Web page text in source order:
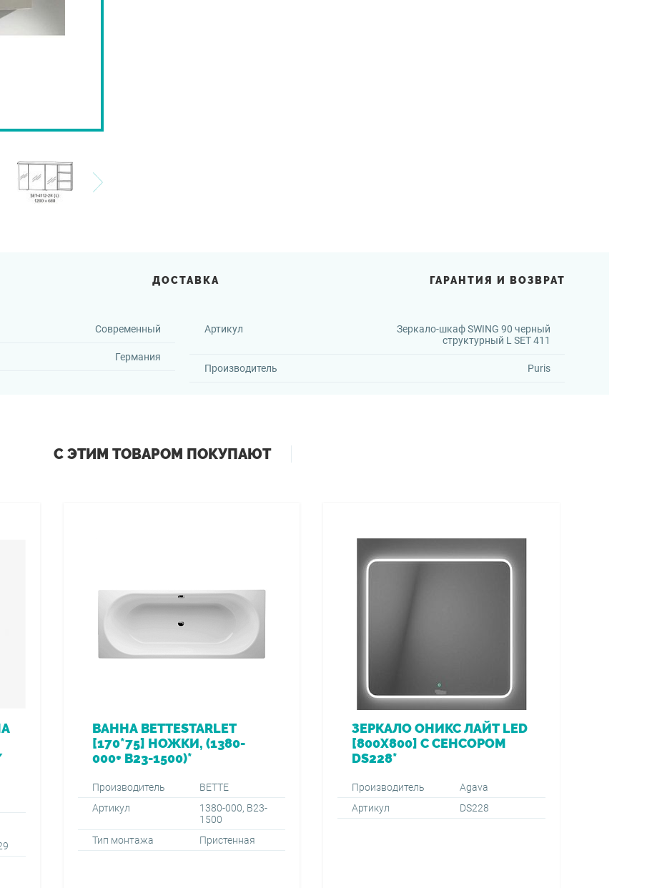
ДОСТАВКА ГАРАНТИЯ И ВОЗВРАТ
Современный
Германия
Артикул
Зеркало-шкаф SWING 90 черный
структурный L SET 411
Производитель Puris
С ЭТИМ ТОВАРОМ ПОКУПАЮТ
ВАННА BETTESTARLET
[170*75] НОЖКИ, (1380-
000+ B23-1500)*
Производитель
BETTE
Артикул
1380-000, B23-
1500
Тип монтажа
Пристенная
ЗЕРКАЛО ОНИКС ЛАЙТ LED
[800Х800] С СЕНСОРОМ
DS228*
Производитель
Agava
Артикул
DS228